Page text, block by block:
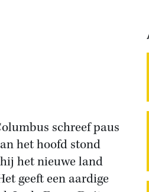
schreef paus
het hoofd stond
het nieuwe land
geeft een aardige